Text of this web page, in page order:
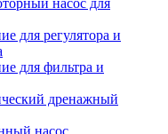
насос для
для регулятора и
для фильтра и
дренажный
насос